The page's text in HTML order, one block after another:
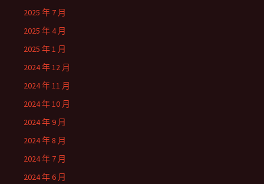
2025 年 7 月
2025 年 4 月
2025 年 1 月
2024 年 12 月
2024 年 11 月
2024 年 10 月
2024 年 9 月
2024 年 8 月
2024 年 7 月
2024 年 6 月